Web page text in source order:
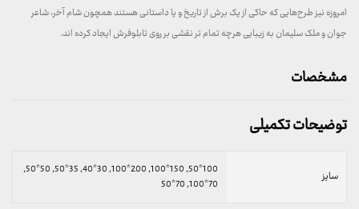
امروزه نیز طرح‌هایی که حاکی از یک برش از تاریخ و یا داستانی هستند همچون شام آخر، شاعر
جوان و ملک سلیمان به زیبایی هرچه تمام تر نقشی بر روی تابلوفرش ایجاد کرده اند.
مشخصات
توضیحات تکمیلی
سایز
100*50, 150*100, 200*100, 30*40, 35*50, 50*50,
70*100, 70*50